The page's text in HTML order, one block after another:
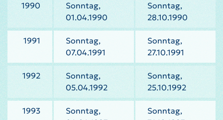
1990
Sonntag,
01.04.1990
Sonntag,
28.10.1990
1991
Sonntag,
07.04.1991
Sonntag,
27.10.1991
1992
Sonntag,
05.04.1992
Sonntag,
25.10.1992
1993
Sonntag,
Sonntag,